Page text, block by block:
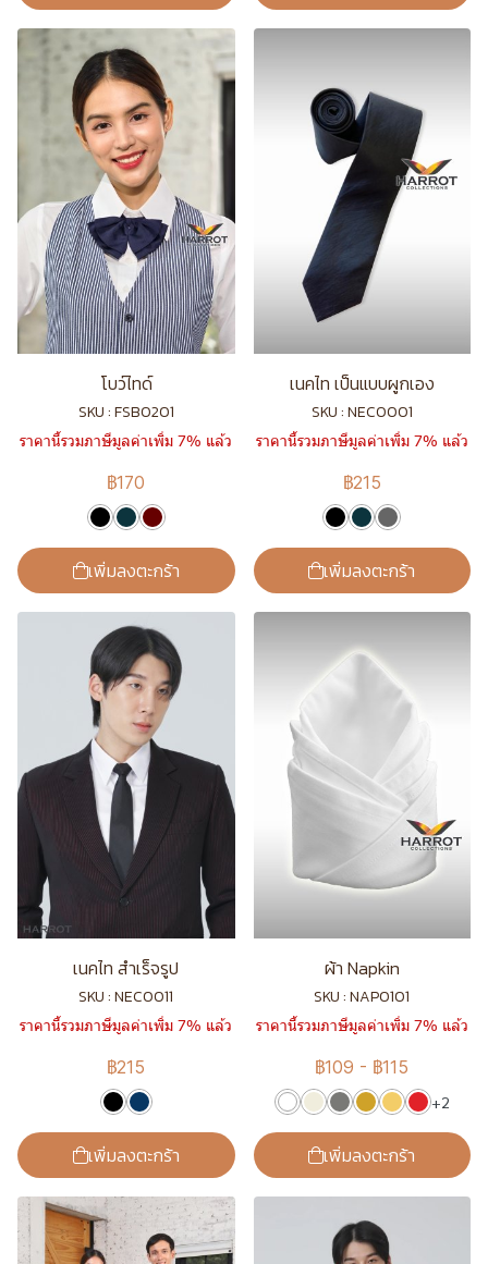
โบว์ไทด์
SKU : FSB0201
ราคานี้รวมภาษีมูลค่าเพิ่ม 7% แล้ว
฿170
เพิ่มลงตะกร้า
เนคไท เป็นแบบผูกเอง
SKU : NEC0001
ราคานี้รวมภาษีมูลค่าเพิ่ม 7% แล้ว
฿215
เพิ่มลงตะกร้า
เนคไท สำเร็จรูป
SKU : NEC0011
ราคานี้รวมภาษีมูลค่าเพิ่ม 7% แล้ว
฿215
เพิ่มลงตะกร้า
ผ้า Napkin
SKU : NAP0101
ราคานี้รวมภาษีมูลค่าเพิ่ม 7% แล้ว
฿109 - ฿115
+2
เพิ่มลงตะกร้า